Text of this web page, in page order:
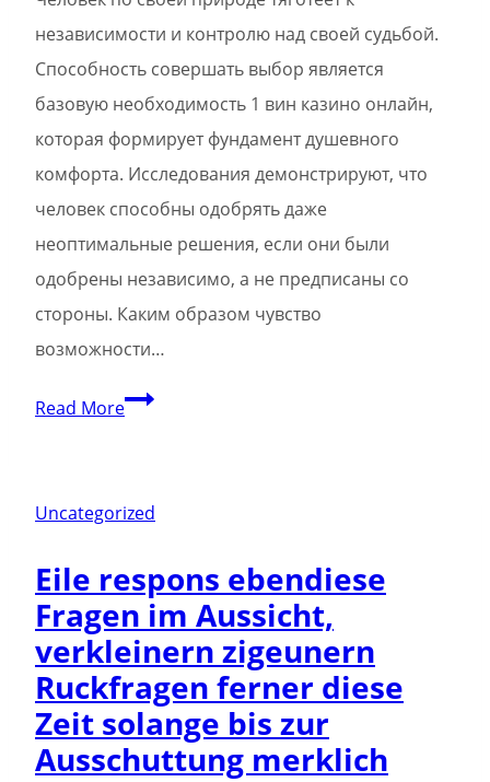
независимости и контролю над своей судьбой.
Способность совершать выбор является
базовую необходимость 1 вин казино онлайн,
которая формирует фундамент душевного
комфорта. Исследования демонстрируют, что
человек способны одобрять даже
неоптимальные решения, если они были
одобрены независимо, а не предписаны со
стороны. Каким образом чувство
возможности…
Read MoreЗачем
ощущение
Uncategorized
Eile respons ebendiese
Fragen im Aussicht,
verkleinern zigeunern
Ruckfragen ferner diese
Zeit solange bis zur
Ausschuttung merklich